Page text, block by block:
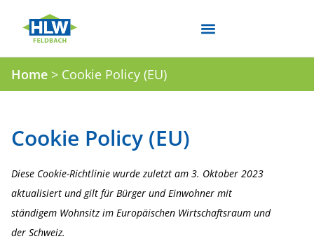
Home > Cookie Policy (EU)
Cookie Policy (EU)
Diese Cookie-Richt­linie wurde zuletzt am 3. Oktober 2023
aktua­li­siert und gilt für Bürger und Einwohner mit
ständigem Wohnsitz im Europäi­schen Wirtschaftsraum und
der Schweiz.